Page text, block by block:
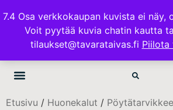
7.4 Osa verkkokaupan kuvista ei näy,
Voit pyytää kuvia chatin kautta
tilaukset@tavarataivas.fi Piilota
ILMAINEN TOIMITUS 100€
Etusivu / Huonekalut /